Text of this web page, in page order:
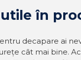
în
decapare ai
cât mai bine.